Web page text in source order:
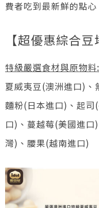
費者吃到最新鮮的點
【超優惠綜合
特級嚴選食材與原物料:
夏威夷豆(澳洲進口)、
麵粉(日本進口)、起
口)、蔓越莓(美國進
灣)、腰果(越南進口)